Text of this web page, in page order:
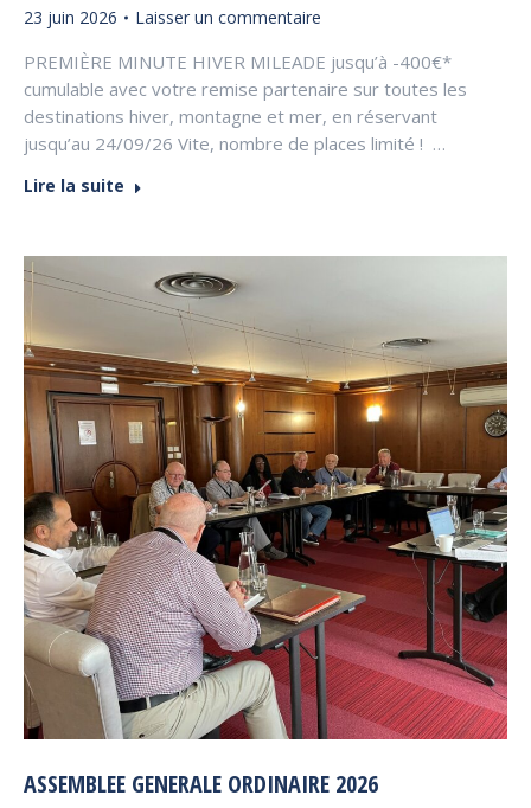
23 juin 2026 Laisser un commentaire
PREMIÈRE MINUTE HIVER MILEADE jusqu’à -400€*
cumulable avec votre remise partenaire sur toutes les
destinations hiver, montagne et mer, en réservant
jusqu’au 24/09/26 Vite, nombre de places limité ! …
Lire la suite
ASSEMBLEE GENERALE ORDINAIRE 2026